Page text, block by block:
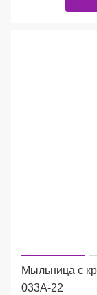
Мыльница с
033А-22